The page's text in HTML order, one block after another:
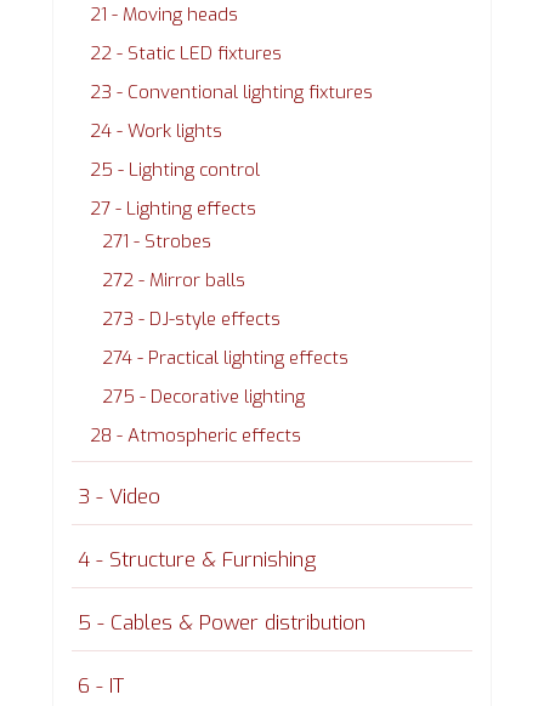
21 - Moving heads
22 - Static LED fixtures
23 - Conventional lighting fixtures
24 - Work lights
25 - Lighting control
27 - Lighting effects
271 - Strobes
272 - Mirror balls
273 - DJ-style effects
274 - Practical lighting effects
275 - Decorative lighting
28 - Atmospheric effects
3 - Video
4 - Structure & Furnishing
5 - Cables & Power distribution
6 - IT